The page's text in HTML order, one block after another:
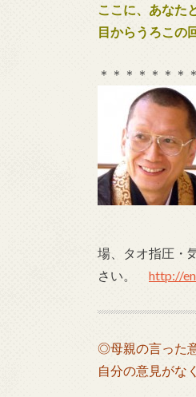
ここに、あなた
目からうろこの
＊＊＊＊＊＊＊
場、タオ指圧・
さい。 http://
◎母親の言った
自分の意見がな